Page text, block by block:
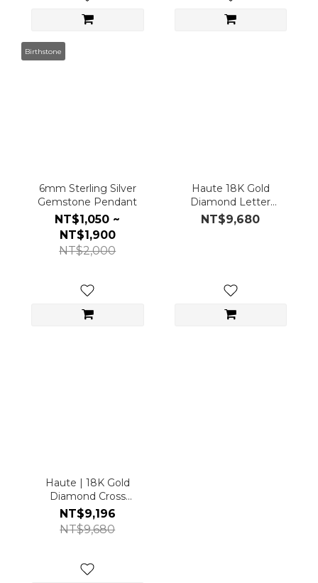
Birthstone
6mm Sterling Silver
Gemstone Pendant
NT$1,050 ~
NT$1,900
NT$2,000
Haute 18K Gold
Diamond Letter
Pendant
NT$9,680
Haute | 18K Gold
Diamond Cross
Pendant Necklace
NT$9,196
NT$9,680